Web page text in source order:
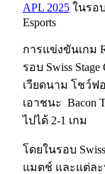
APL 2025 ในรอ
Esports
การแข่งขันเกม
รอบ Swiss
เวียดนาม โชว์ฟ
เอาชนะ Bacon
ไปได้ 2-1 เกม
โดยในรอบ
แมตช์ และแต่ล